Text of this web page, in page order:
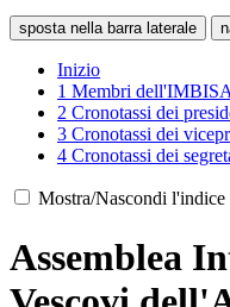
sposta nella barra laterale
Inizio
1 Membri
2 Cronotassi dei
3 Cronotassi dei
4 Cronotassi dei
Mostra/Nascondi l'indice
Assemblea